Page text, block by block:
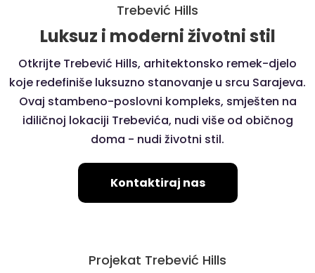
Trebević Hills
Luksuz i moderni životni stil
Otkrijte Trebević Hills, arhitektonsko remek-djelo
koje redefiniše luksuzno stanovanje u srcu Sarajeva.
Ovaj stambeno-poslovni kompleks, smješten na
idiličnoj lokaciji Trebevića, nudi više od običnog
doma - nudi životni stil.
Kontaktiraj nas
Projekat Trebević Hills